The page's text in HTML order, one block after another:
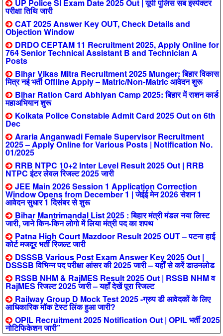
UP Police SI Exam Date 2025 Out | यूपी पुलिस सब इंस्पेक्टर
परीक्षा तिथि जारी
CAT 2025 Answer Key OUT, Check Details and
Objection Window
DRDO CEPTAM 11 Recruitment 2025, Apply Online for
764 Senior Technical Assistant B and Technician A
Posts
Bihar Vikas Mitra Recruitment 2025 Munger: बिहार विकास
मित्र नई भर्ती Offline Apply – Matric/Non-Matric आवेदन शुरू
Bihar Ration Card Abhiyan Camp 2025: बिहार में राशन कार्ड
महाअभियान शुरू
Kolkata Police Constable Admit Card 2025 Out on 6th
Dec
Araria Anganwadi Female Supervisor Recruitment
2025 – Apply Online for Various Posts | Notification No.
01/2025
RRB NTPC 10+2 Inter Level Result 2025 Out | RRB
NTPC इंटर लेवल रिजल्ट 2025 जारी
JEE Main 2026 Session 1 Application Correction
Window Opens from December 1 | जेईई मेन 2026 सेशन 1
आवेदन सुधार 1 दिसंबर से शुरू
Bihar Mantrimandal List 2025 : बिहार मंत्री मंडल नया लिस्ट
जारी, जाने किन-किन लोगो में लिया मंत्री पद का शपथ
Patna High Court Mazdoor Result 2025 OUT – पटना हाई
कोर्ट मजदूर भर्ती रिजल्ट जारी
DSSSB Various Post Exam Answer Key 2025 Out |
DSSSB विभिन्न पद परीक्षा आंसर की 2025 जारी – यहाँ से करें डाउनलोड
RSSB NHM & RajMES Result 2025 Out | RSSB NHM व
RajMES रिजल्ट 2025 जारी – यहाँ देखें पूरा रिजल्ट
Railway Group D Mock Test 2025 -ग्रुप डी आवेदकों के लिए
आधिकारिक मॉक टेस्ट लिंक हुआ जारी?
OPIL Recruitment 2025 Notification Out | OPIL भर्ती 2025
नोटिफिकेशन जारी”